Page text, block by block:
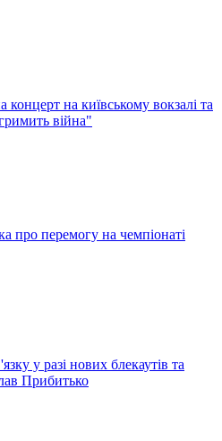
на київському вокзалі та
війна"
про перемогу на чемпіонаті
у разі нових блекаутів та
Прибитько